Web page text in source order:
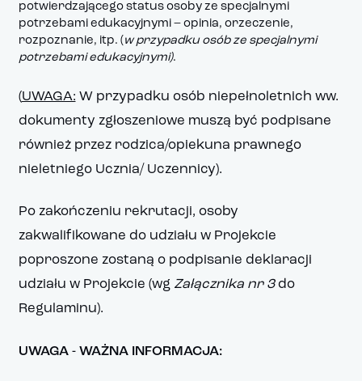
potwierdzającego status osoby ze specjalnymi
potrzebami edukacyjnymi – opinia, orzeczenie,
rozpoznanie, itp. ( w przypadku osób ze specjalnymi
potrzebami edukacyjnymi).
(UWAGA: W przypadku osób niepełnoletnich ww.
dokumenty zgłoszeniowe muszą być podpisane
również przez rodzica/opiekuna prawnego
nieletniego Ucznia/ Uczennicy).
Po zakończeniu rekrutacji, osoby
zakwalifikowane do udziału w Projekcie
poproszone zostaną o podpisanie deklaracji
udziału w Projekcie (wg Załącznika nr 3do
Regulaminu).
UWAGA - WAŻNA INFORMACJA: